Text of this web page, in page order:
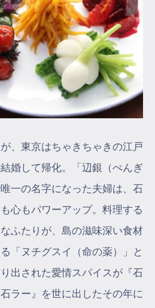
、東京はちゃきちゃきの江戸
婚して帰化。「辺銀（ぺんぎ
一の名字になった夫婦は、石
心もパワーアップ。料理する
ふたりが、島の滋味深い食材
「ヌチグスイ（命の薬）」と
出された愛情スパイスが『石
ラー』を世に出したその年に